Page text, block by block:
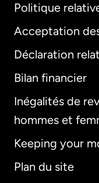
Politique
Acceptation
Déclaration
Bilan financier
Inégalités de
hommes et
Keeping your
Plan du site